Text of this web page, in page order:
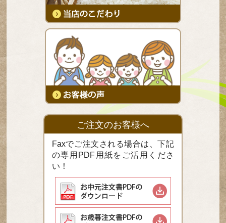
ご注文のお客様へ
Faxでご注文される場合は、下記
の専用PDF用紙をご活用くださ
い！